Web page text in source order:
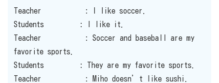
Teacher : I like soccer.
Students : I like it.
Teacher : Soccer and baseball are my
favorite sports.
Students : They are my favorite sports.
Teacher : Miho doesn’t like sushi.